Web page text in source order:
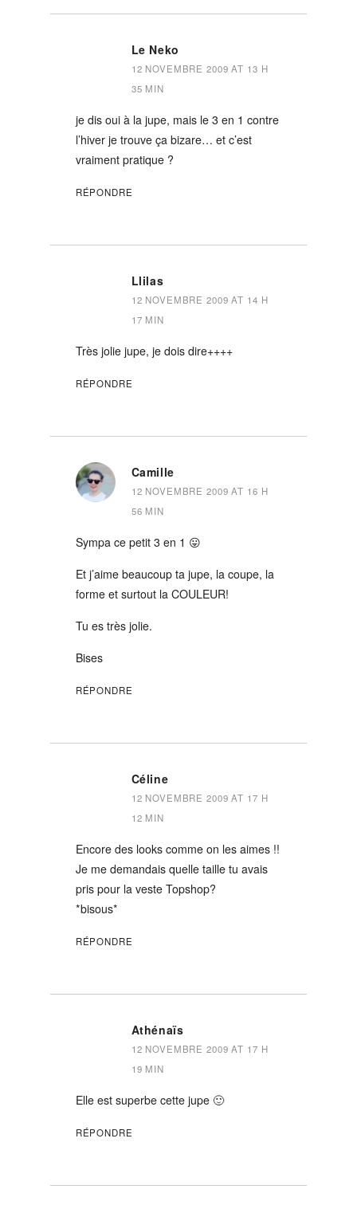
Le Neko
12 NOVEMBRE 2009 AT 13 H
35 MIN
je dis oui à la jupe, mais le 3 en 1 contre
l’hiver je trouve ça bizare… et c’est
vraiment pratique ?
RÉPONDRE
Llilas
12 NOVEMBRE 2009 AT 14 H
17 MIN
Très jolie jupe, je dois dire++++
RÉPONDRE
Camille
12 NOVEMBRE 2009 AT 16 H
56 MIN
Sympa ce petit 3 en 1 😛
Et j’aime beaucoup ta jupe, la coupe, la
forme et surtout la COULEUR!
Tu es très jolie.
Bises
RÉPONDRE
Céline
12 NOVEMBRE 2009 AT 17 H
12 MIN
Encore des looks comme on les aimes !!
Je me demandais quelle taille tu avais
pris pour la veste Topshop?
*bisous*
RÉPONDRE
Athénaïs
12 NOVEMBRE 2009 AT 17 H
19 MIN
Elle est superbe cette jupe 🙂
RÉPONDRE